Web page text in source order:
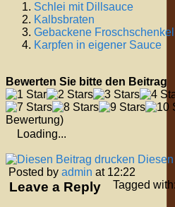
Schlei mit Dillsauce
Kalbsbraten
Gebackene Froschschenkel
Karpfen in eigener Sauce
Bewerten Sie bitte den Beitrag
Bewertung)
Loading...
Posted by admin at 12:22
Tagged with:
Leave a Reply